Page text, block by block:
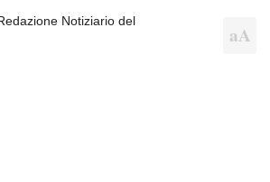
Notiziario del